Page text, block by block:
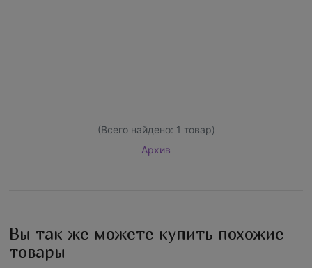
(Всего найдено: 1 товар)
Архив
Вы так же можете купить похожие
товары